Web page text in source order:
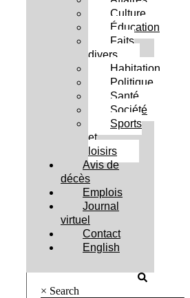
Culture
Éducation
Faits
divers
Habitation
Politique
Santé
Société
Sports
et
loisirs
Avis de
décès
Emplois
Journal
virtuel
Contact
English
× Search